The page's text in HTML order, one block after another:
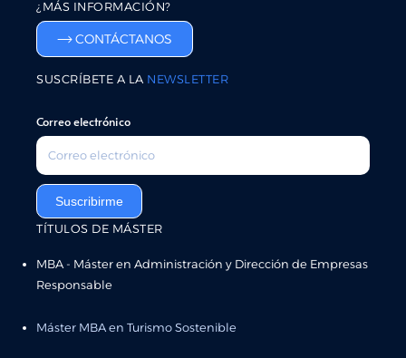
¿MÁS INFORMACIÓN?
CONTÁCTANOS
SUSCRÍBETE A LA NEWSLETTER
Correo electrónico
Suscribirme
TÍTULOS DE MÁSTER
MBA - Máster en Administración y Dirección de Empresas
Responsable
Máster MBA en Turismo Sostenible